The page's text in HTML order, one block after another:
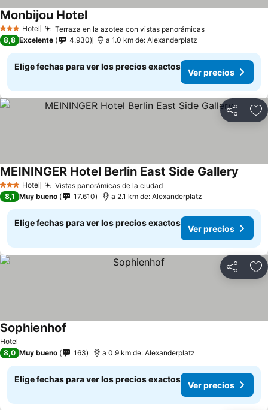
3 Estrellas
Hotel Terraza en la azotea con vistas panorámicas
Monbijou Hotel
8,8 Excelente 4.930 a 1.0 km de: Alexanderplatz
Elige fechas para ver los precios exactos
Ver precios
Compartir
3 Estrellas
Hotel Vistas panorámicas de la ciudad
MEININGER Hotel Berlin East Side Gallery
8,1 Muy bueno 17.610 a 2.1 km de: Alexanderplatz
Elige fechas para ver los precios exactos
Ver precios
Compartir
Hotel
Sophienhof
8,0 Muy bueno 163 a 0.9 km de: Alexanderplatz
Elige fechas para ver los precios exactos
Ver precios